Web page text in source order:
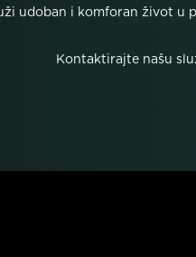
udoban i komforan život u
Kontaktirajte našu